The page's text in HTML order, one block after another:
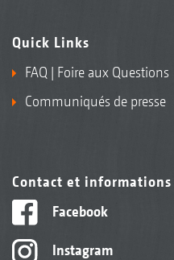
Quick Links
FAQ | Foire aux Questions
Communiqués de presse
Contact et informations
Facebook
Instagram